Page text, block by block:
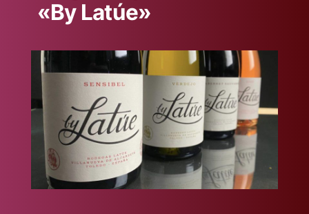
«By Latúe»